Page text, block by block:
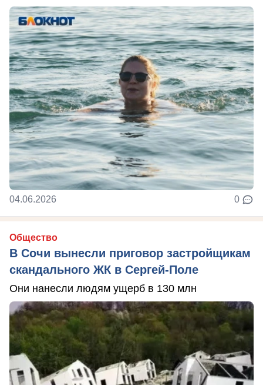
04.06.2026 0
Общество
В Сочи вынесли приговор застройщикам
скандального ЖК в Сергей-Поле
Они нанесли людям ущерб в 130 млн